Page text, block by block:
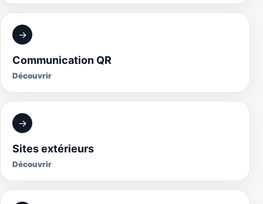
→
Communication QR
Découvrir
→
Sites extérieurs
Découvrir